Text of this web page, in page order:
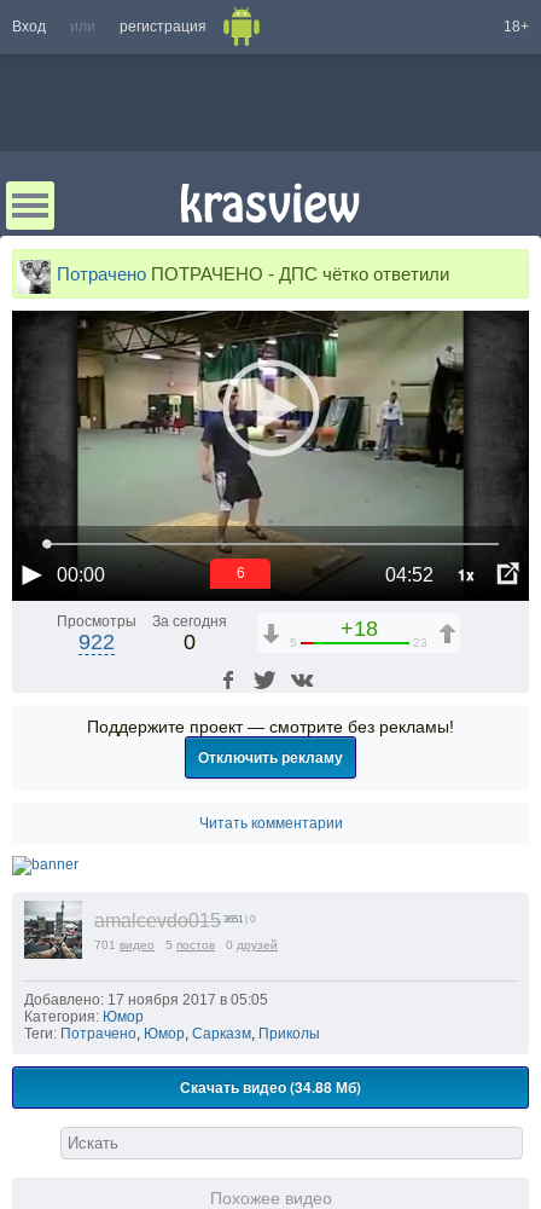
Вход или регистрация 18+
Потрачено ПОТРАЧЕНО - ДПС чётко ответили
00:00 04:52 1x
6
Просмотры
922
За сегодня
0
+18
5 23
Поддержите проект — смотрите без рекламы!
Отключить рекламу
Читать комментарии
amalcevdo015 3651 | 0
701 видео 5 постов 0 друзей
Добавлено: 17 ноября 2017 в 05:05
Категория: Юмор
Теги: Потрачено Юмор Сарказм Приколы
Скачать видео (34.88 Мб)
Похожее видео